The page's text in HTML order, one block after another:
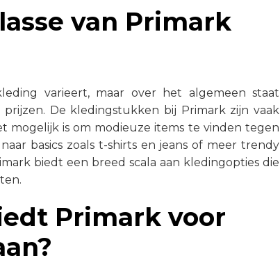
van Primark
varieert, maar over het algemeen staat
De kledingstukken bij Primark zijn vaak
mogelijk is om modieuze items te vinden tegen
basics zoals t-shirts en jeans of meer trendy
biedt een breed scala aan kledingopties die
Primark voor